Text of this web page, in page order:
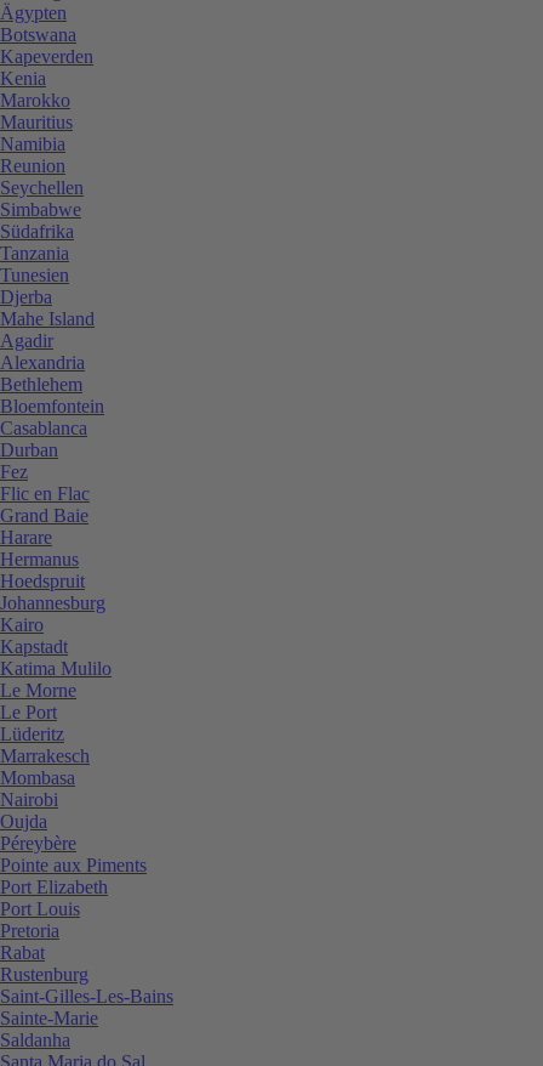
Ägypten
Botswana
Kapeverden
Kenia
Marokko
Mauritius
Namibia
Reunion
Seychellen
Simbabwe
Südafrika
Tanzania
Tunesien
Djerba
Mahe Island
Agadir
Alexandria
Bethlehem
Bloemfontein
Casablanca
Durban
Fez
Flic en Flac
Grand Baie
Harare
Hermanus
Hoedspruit
Johannesburg
Kairo
Kapstadt
Katima Mulilo
Le Morne
Le Port
Lüderitz
Marrakesch
Mombasa
Nairobi
Oujda
Péreybère
Pointe aux Piments
Port Elizabeth
Port Louis
Pretoria
Rabat
Rustenburg
Saint-Gilles-Les-Bains
Sainte-Marie
Saldanha
Santa Maria do Sal